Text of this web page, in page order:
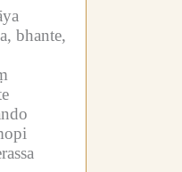
bhante,